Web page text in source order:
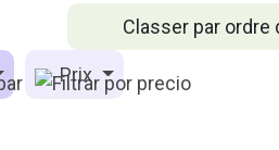
Classer par ordre
Prix